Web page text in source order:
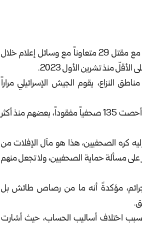
وأكدت “مراسلون بلا حدود” أن الجيش الإسرائيلي هو أسوأ عدوّ للصحفيين مع مقتل 29 متعاوناً مع وسائل إعلام خلال
النزاع، يقوم الجيش الإسرائيلي مراراً
وذكّرت مراسلون بلا حدود بوجود 503 صحفيين مسجونين في 47 بلداً، كما أحصت 135 صحفياً مفقوداً، بعضهم منذ أكثر
كره الصحفيين، هذا هو مآل الإفلات من
على مسألة حماية الصحفيين، ولا تجعل منهم
الجرائم، مؤكدةً أنه ما من رصاص طائش بل
اختلاف أساليب الحساب، حيث أشارت